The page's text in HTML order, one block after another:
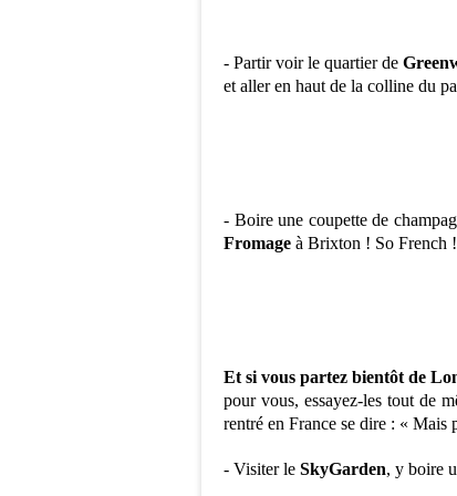
- Partir voir le quartier de
et aller en haut de la colline du
- Boire une coupette de
Fromage à Brixton ! So French !
Et si vous partez bientôt de
pour vous, essayez-les tout de
rentré en France se dire : « Mais
- Visiter le SkyGarden, y boire